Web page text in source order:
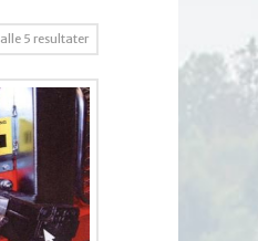
5 resultaterSortert
propularitet